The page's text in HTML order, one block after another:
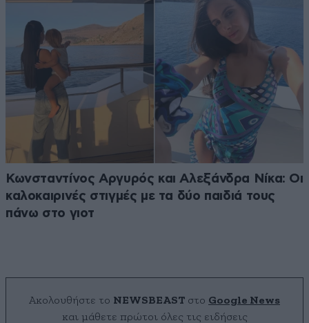
Κωνσταντίνος Αργυρός και Αλεξάνδρα Νίκα: Οι
καλοκαιρινές στιγμές με τα δύο παιδιά τους
πάνω στο γιοτ
Ακολουθήστε το NEWSBEAST στο Google News
και μάθετε πρώτοι όλες τις ειδήσεις